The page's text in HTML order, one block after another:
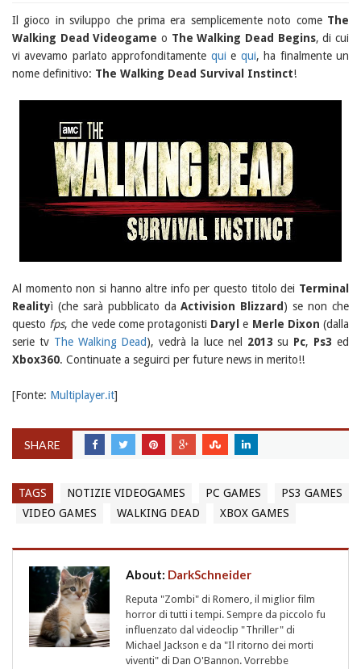
Il gioco in sviluppo che prima era semplicemente noto come The
Walking Dead Videogame o The Walking Dead Begins, di cui
vi avevamo parlato approfonditamente qui e qui, ha finalmente un
nome definitivo: The Walking Dead Survival Instinct!
Al momento non si hanno altre info per questo titolo dei Terminal
Realityì (che sarà pubblicato daActivision Blizzard) se non che
questo fps, che vede come protagonisti Daryl e Merle Dixon (dalla
serie tv The Walking Dead), vedrà la luce nel 2013 su Pc, Ps3 ed
Xbox360. Continuate a seguirci per future news in merito!!
[Fonte: Multiplayer.it]
SHARE
TAGS NOTIZIE VIDEOGAMES PC GAMES
PS3 GAMES
VIDEO GAMES
WALKING DEAD XBOX GAMES
About: DarkSchneider
Reputa "Zombi" di Romero, il miglior film
horror di tutti i tempi. Sempre da piccolo fu
influenzato dal videoclip "Thriller" di
Michael Jackson e da "Il ritorno dei morti
viventi" di Dan O'Bannon. Vorrebbe